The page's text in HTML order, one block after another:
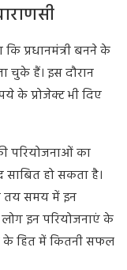
प्रधानमंत्री बनने के
चुके हैं। इस दौरान
के प्रोजेक्ट भी दिए
परियोजनाओं का
हो सकता है।
तय समय में इन
इन परियोजनाएं के
के हित में कितनी सफल